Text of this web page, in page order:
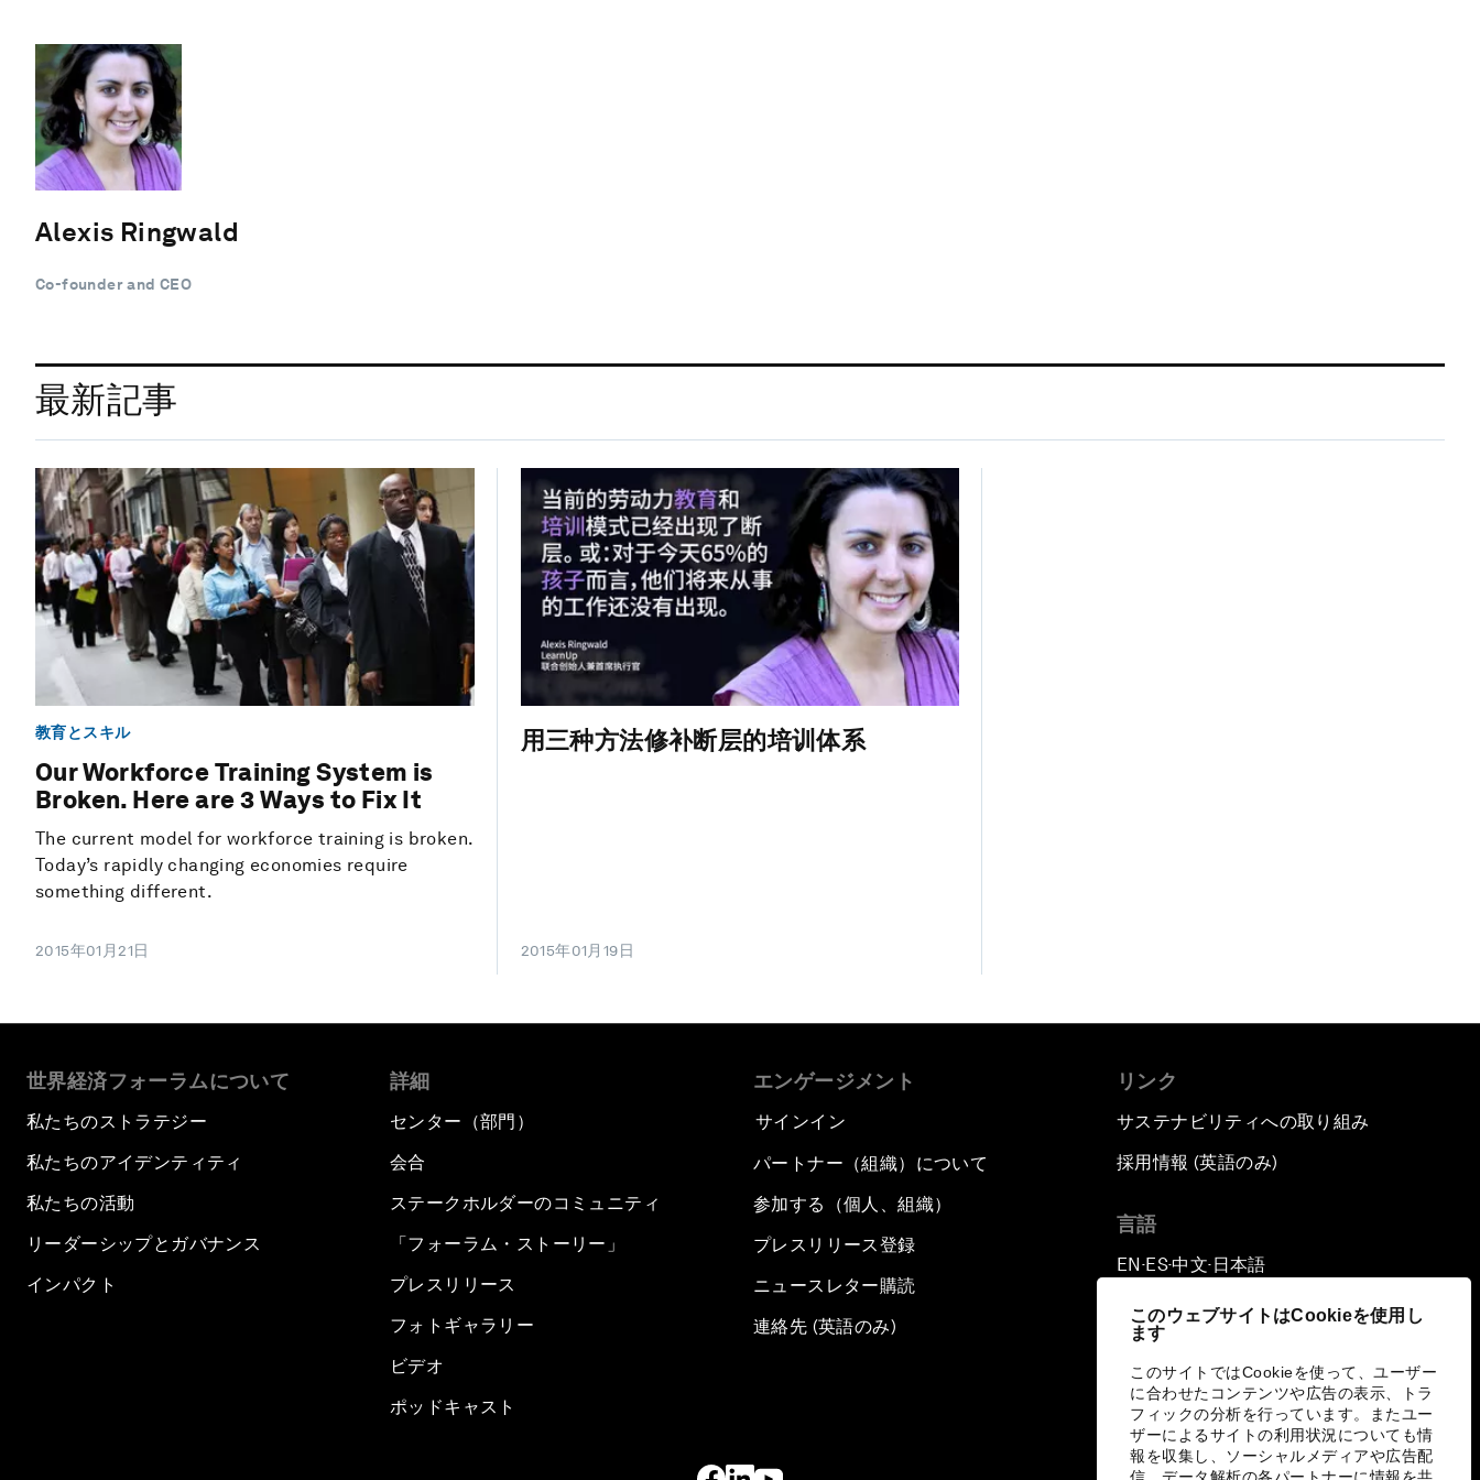
このウェブサイトはCookieを使用し
ます
このサイトではCookieを使って、ユーザー
に合わせたコンテンツや広告の表示、トラ
フィックの分析を行っています。またユー
ザーによるサイトの利用状況についても情
報を収集し、ソーシャルメディアや広告配
Alexis Ringwald
Co-founder and CEO
最新記事
教育とスキル
Our Workforce Training System is
Broken. Here are 3 Ways to Fix It
The current model for workforce training is broken.
Today’s rapidly changing economies require
something different.
2015年01月21日
用三种方法修补断层的培训体系
2015年01月19日
世界経済フォーラムについて
私たちのストラテジー
私たちのアイデンティティ
私たちの活動
リーダーシップとガバナンス
インパクト
詳細
センター（部門）
会合
ステークホルダーのコミュニティ
「フォーラム・ストーリー」
プレスリリース
フォトギャラリー
ビデオ
ポッドキャスト
エンゲージメント
サインイン
パートナー（組織）について
参加する（個人、組織）
プレスリリース登録
ニュースレター購読
連絡先 (英語のみ)
リンク
サステナビリティへの取り組み
採用情報 (英語のみ)
言語
EN ▪ ES▪中文▪ 日本語